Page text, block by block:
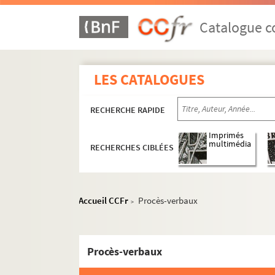
Catalogue
LES CATALOGUES
RECHERCHE RAPIDE
RECHERCHES CIBLÉES
Imprimés
multimédia
Accueil CCFr > Procès-verbaux
Procès-verbaux
Exercices
Ms 2. Boîte 2 : Exercices de 1769 à 1773
Ms 3. Boîte 3 : Exercices de 1773 à 1776
Ms 4. Boîte 4 : Exercices de 1776 à 1780
Ms 5. Boîte 5 : Exercices de 1780 à 1783
Ms 6. Boîte 6 : Exercices de 1783 à 1786
Ms 7. Boîte 7 : Exercices de 1786 à 1792
Ms 11. Boîte 11 : Exercices de 1804 à 1808
Ms 12. Boîte 12 : Exercices de 1808 à 1810